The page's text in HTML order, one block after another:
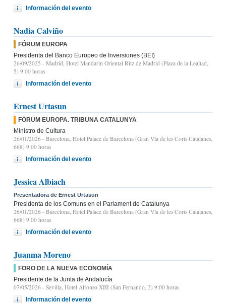
Información del evento
Nadia Calviño
FÓRUM EUROPA
Presidenta del Banco Europeo de Inversiones (BEI)
26/09/2025 - Madrid, Hotel Mandarin Oriental Ritz de Madrid (Plaza de la Lealtad,
5) 9:00 horas
Información del evento
Ernest Urtasun
FÓRUM EUROPA. TRIBUNA CATALUNYA
Ministro de Cultura
26/01/2026 - Barcelona, Hotel Palace de Barcelona (Gran Vía de les Corts Catalanes,
668) 9.00 horas
Información del evento
Jessica Albiach
Presentadora de Ernest Urtasun
Presidenta de los Comuns en el Parlament de Catalunya
26/01/2026 - Barcelona, Hotel Palace de Barcelona (Gran Vía de les Corts Catalanes,
668) 9.00 horas
Información del evento
Juanma Moreno
FORO DE LA NUEVA ECONOMÍA
Presidente de la Junta de Andalucía
07/05/2026 - Sevilla, Hotel Alfonso XIII (San Fernando, 2) 9:00 horas
Información del evento